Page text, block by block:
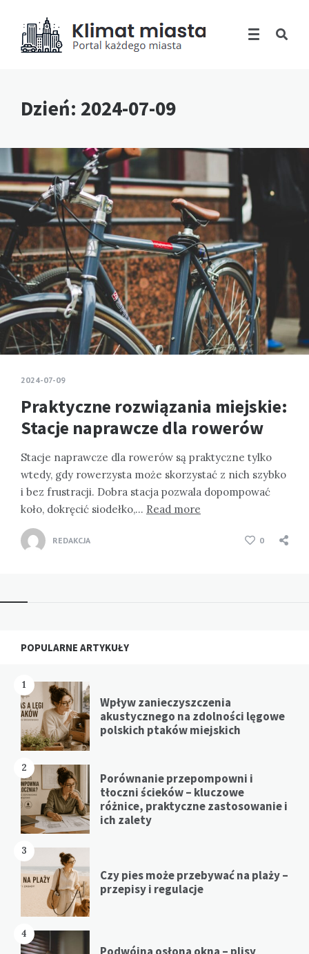
Dzień: 2024-07-09
2024-07-09
Praktyczne rozwiązania miejskie:
Stacje naprawcze dla rowerów
Stacje naprawcze dla rowerów są praktyczne tylko
wtedy, gdy rowerzysta może skorzystać z nich szybko
i bez frustracji. Dobra stacja pozwala dopompować
koło, dokręcić siodełko,… Read more
REDAKCJA 0
Widgets
POPULARNE ARTYKUŁY
1
Wpływ zanieczyszczenia
akustycznego na zdolności lęgowe
polskich ptaków miejskich
2
Porównanie przepompowni i
tłoczni ścieków – kluczowe
różnice, praktyczne zastosowanie i
ich zalety
3
Czy pies może przebywać na plaży –
przepisy i regulacje
4